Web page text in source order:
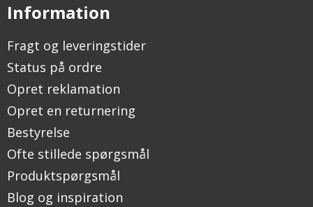
Information
Fragt og leveringstider
Status på ordre
Opret reklamation
Opret en returnering
Bestyrelse
Ofte stillede spørgsmål
Produktspørgsmål
Blog og inspiration